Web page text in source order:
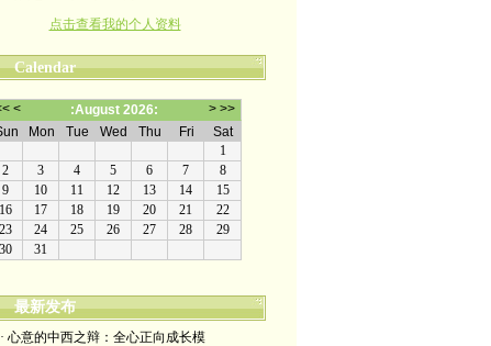
点击查看我的个人资料
Calendar
最新发布
· 心意的中西之辩：全心正向成长模